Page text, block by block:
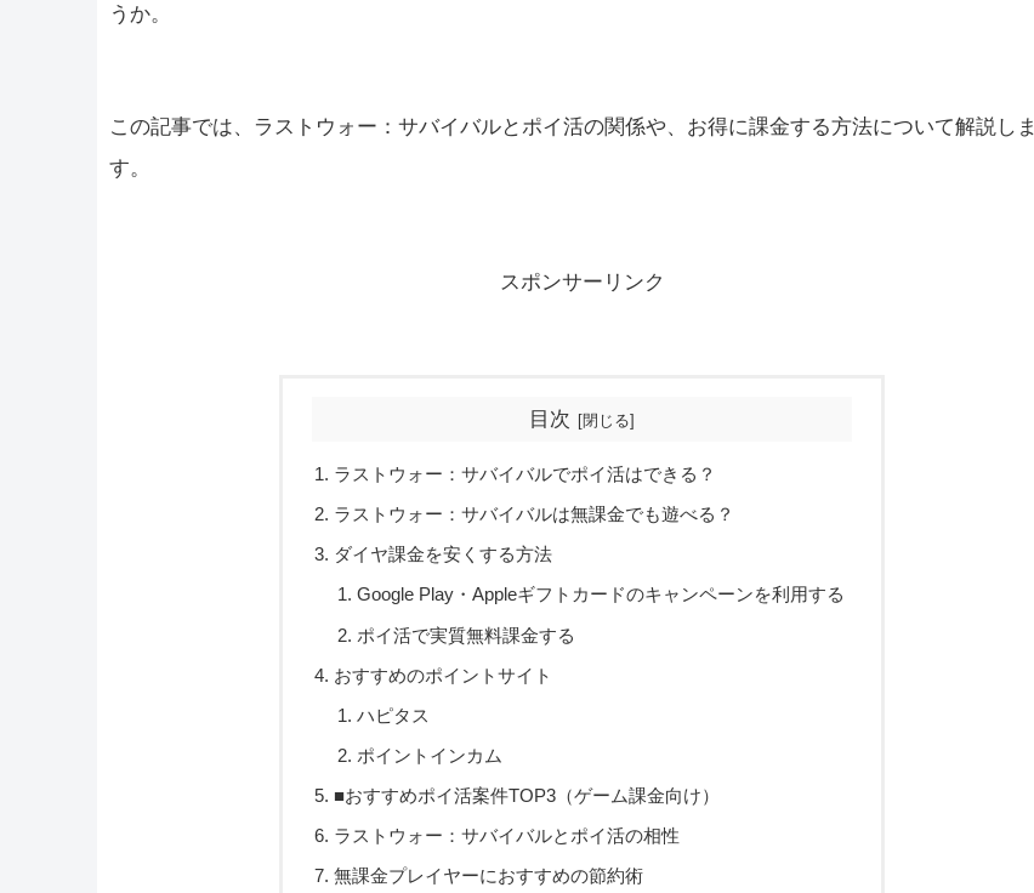
うか。
この記事では、ラストウォー：サバイバルとポイ活の関係や、お得に課金する方法について解説しま
す。
スポンサーリンク
目次
ラストウォー：サバイバルでポイ活はできる？
ラストウォー：サバイバルは無課金でも遊べる？
ダイヤ課金を安くする方法
Google Play・Appleギフトカードのキャンペーンを利用する
ポイ活で実質無料課金する
おすすめのポイントサイト
ハピタス
ポイントインカム
■おすすめポイ活案件TOP3（ゲーム課金向け）
ラストウォー：サバイバルとポイ活の相性
無課金プレイヤーにおすすめの節約術